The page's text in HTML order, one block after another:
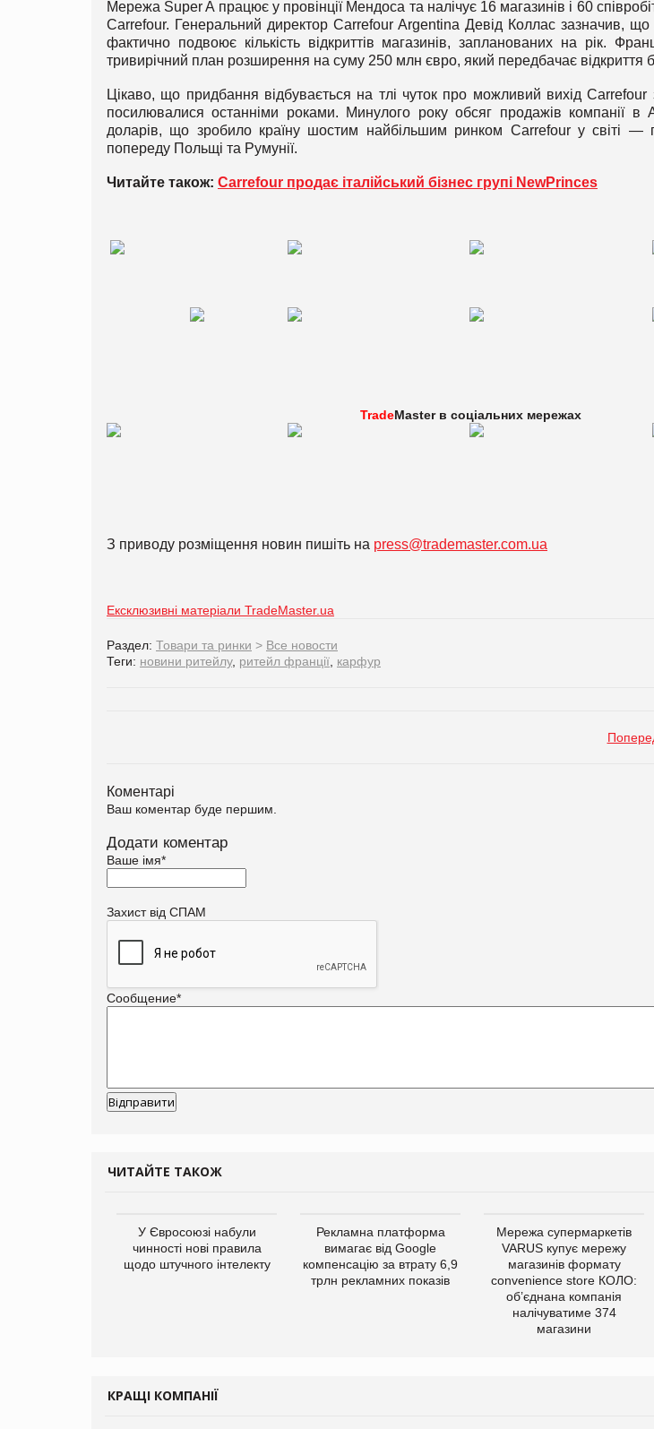
Мережа Super A працює у провінції Мендоса та налічує 16 магазинів і 60
Carrefour. Генеральний директор Carrefour Argentina Девід Коллас зазначив, що
фактично подвоює кількість відкриттів магазинів, запланованих на рік.
тривирічний план розширення на суму 250 млн євро, який передбачає відкриття
Цікаво, що придбання відбувається на тлі чуток про можливий вихід Carrefour
посилювалися останніми роками. Минулого року обсяг продажів компанії в
доларів, що зробило країну шостим найбільшим ринком Carrefour у світі —
попереду Польщі та Румунії.
Читайте також: Carrefour продає італійський бізнес групі NewPrinces
TradeMaster в соціальних мережах
З приводу розміщення новин пишіть на press@trademaster.com.ua
Ексклюзивні матеріали TradeMaster.ua
Раздел: Товари та ринки > Все новости
Теги: новини ритейлу, ритейл франції карфур
Коментарі
Ваш коментар буде першим.
Додати коментар
Ваше імя*
Захист від СПАМ
Сообщение*
ЧИТАЙТЕ ТАКОЖ
У Євросоюзі набули
чинності нові правила
щодо штучного інтелекту
Рекламна платформа
вимагає від Google
компенсацію за втрату 6,9
трлн рекламних показів
Мережа супермаркетів
VARUS купує мережу
магазинів формату
convenience store КОЛО:
об’єднана компанія
налічуватиме 374
магазини
КРАЩІ КОМПАНІЇ